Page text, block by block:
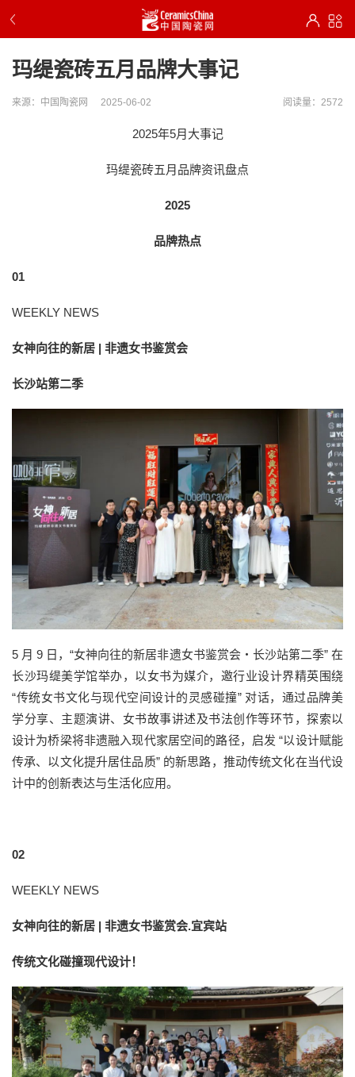
玛缇瓷砖五月品牌大事记
来源：中国陶瓷网 2025-06-02 阅读量：2572
2025年5月大事记
玛缇瓷砖五月品牌资讯盘点
2025
品牌热点
01
WEEKLY NEWS
女神向往的新居 | 非遗女书鉴赏会
长沙站第二季
5 月 9 日，“女神向往的新居非遗女书鉴赏会・长沙站第二季” 在
长沙玛缇美学馆举办，以女书为媒介，邀行业设计界精英围绕
“传统女书文化与现代空间设计的灵感碰撞” 对话，通过品牌美
学分享、主题演讲、女书故事讲述及书法创作等环节，探索以
设计为桥梁将非遗融入现代家居空间的路径，启发 “以设计赋能
传承、以文化提升居住品质” 的新思路，推动传统文化在当代设
计中的创新表达与生活化应用。
02
WEEKLY NEWS
女神向往的新居 | 非遗女书鉴赏会.宜宾站
传统文化碰撞现代设计！